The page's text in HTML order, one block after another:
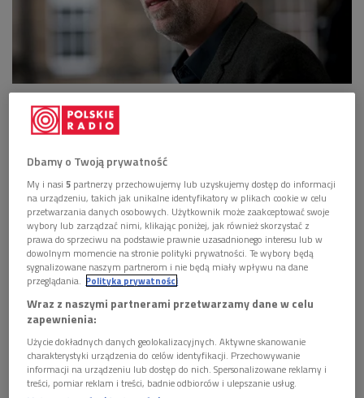
książek "Studium przypadku" i "Jego krwawe zamiary"
Autor nominowanych do Nagrody Bookera powieści "Studium
przypadku" i "Jego krwawe zamiary" gościł niedawno w
Warszawiepodczas Big Book Festivalu. W swoich książkach
Graeme Macrae Burnetlubi bawić się różnymi gatunkami,
mylić tropy, łączyć postaci fikcyjne z realnymi, sugerować
czytelnikowi wprost, że ma do czynienia z opisem
prawdziwych wydarzeń…
Graeme Macrae Burnet zasiewa w czytelniku niepewność
- To zabawne, ale moją poprzednią książkę, która ukazała się
po polsku jako "Jego krwawe zamiary", ktoś okrzyknął
Dbamy o Twoją prywatność
My i nasi5 partnerzy przechowujemy lub uzyskujemy dostęp do informacji
na urządzeniu, takich jak unikalne identyfikatory w plikach cookie w celu
przetwarzania danych osobowych. Użytkownik może zaakceptować swoje
wybory lub zarządzać nimi, klikając poniżej, jak również skorzystać z
prawa do sprzeciwu na podstawie prawnie uzasadnionego interesu lub w
dowolnym momencie na stronie polityki prywatności. Te wybory będą
sygnalizowane naszym partnerom i nie będą miały wpływu na dane
przeglądania. Polityka prywatności
Wraz z naszymi partnerami przetwarzamy dane w celu
zapewnienia:
Użycie dokładnych danych geolokalizacyjnych. Aktywne skanowanie
charakterystyki urządzenia do celów identyfikacji. Przechowywanie
informacji na urządzeniu lub dostęp do nich. Spersonalizowane reklamy i
treści, pomiar reklam i treści, badnie odbiorców i ulepszanie usług.